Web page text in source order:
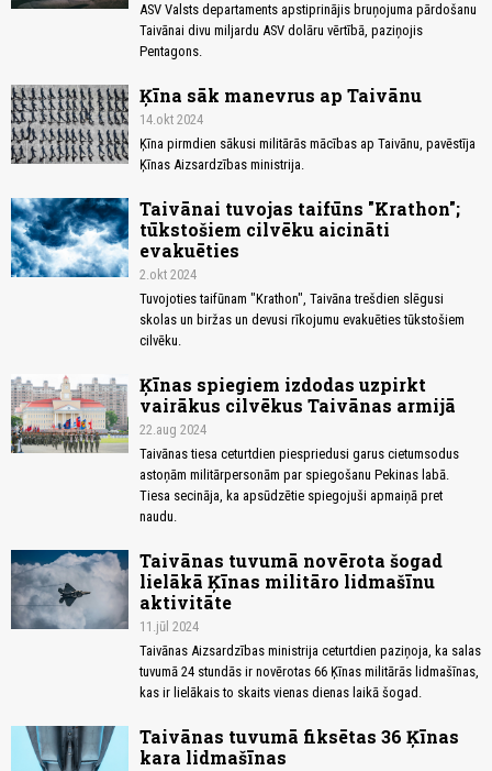
ASV Valsts departaments apstiprinājis bruņojuma pārdošanu
Taivānai divu miljardu ASV dolāru vērtībā, paziņojis
Pentagons.
Ķīna sāk manevrus ap Taivānu
14.okt 2024
Ķīna pirmdien sākusi militārās mācības ap Taivānu, pavēstīja
Ķīnas Aizsardzības ministrija.
Taivānai tuvojas taifūns "Krathon";
tūkstošiem cilvēku aicināti
evakuēties
2.okt 2024
Tuvojoties taifūnam "Krathon", Taivāna trešdien slēgusi
skolas un biržas un devusi rīkojumu evakuēties tūkstošiem
cilvēku.
Ķīnas spiegiem izdodas uzpirkt
vairākus cilvēkus Taivānas armijā
22.aug 2024
Taivānas tiesa ceturtdien piespriedusi garus cietumsodus
astoņām militārpersonām par spiegošanu Pekinas labā.
Tiesa secināja, ka apsūdzētie spiegojuši apmaiņā pret
naudu.
Taivānas tuvumā novērota šogad
lielākā Ķīnas militāro lidmašīnu
aktivitāte
11.jūl 2024
Taivānas Aizsardzības ministrija ceturtdien paziņoja, ka salas
tuvumā 24 stundās ir novērotas 66 Ķīnas militārās lidmašīnas,
kas ir lielākais to skaits vienas dienas laikā šogad.
Taivānas tuvumā fiksētas 36 Ķīnas
kara lidmašīnas